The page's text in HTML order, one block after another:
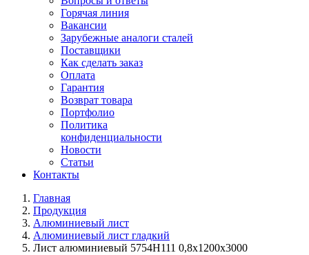
Горячая линия
Вакансии
Зарубежные аналоги сталей
Поставщики
Как сделать заказ
Оплата
Гарантия
Возврат товара
Портфолио
Политика
конфиденциальности
Новости
Статьи
Контакты
Главная
Продукция
Алюминиевый лист
Алюминиевый лист гладкий
Лист алюминиевый 5754Н111 0,8х1200х3000